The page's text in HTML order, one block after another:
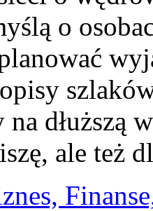
o
na dłuższą
ale też